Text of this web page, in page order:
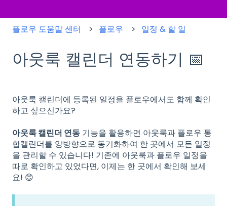
플로우 도움말 센터 플로우 일정 & 할 일
아웃룩 캘린더 연동하기 📅
아웃룩 캘린더에 등록된 일정을 플로우에서도 함께 확인
하고 싶으신가요?
아웃룩 캘린더 연동 기능을 활용하면 아웃룩과 플로우 통
합캘린더를 양방향으로 동기화하여 한 곳에서 모든 일정
을 관리할 수 있습니다! 기존에 아웃룩과 플로우 일정을
따로 확인하고 있었다면, 이제는 한 곳에서 확인해 보세
요! 😊